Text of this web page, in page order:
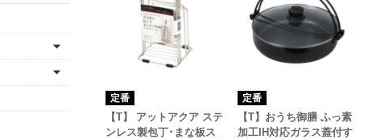
定番
【T】 アットアクア ステ
ンレス製包丁･まな板ス
定番
【T】おうち御膳 ふっ素
加工IH対応ガラス蓋付す